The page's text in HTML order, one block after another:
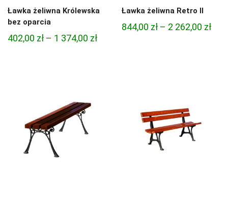
Ławka żeliwna Królewska
bez oparcia
402,00 zł – 1 374,00 złZakres
Ławka żeliwna Retro ll
844,00 zł – 2 262,00 zł